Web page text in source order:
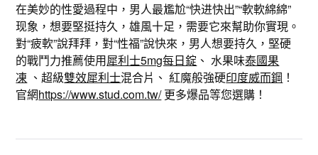
在美妙的性愛過程中，男人最尷尬“快进快出”“軟軟綿綿”
现象，想要堅挺持久，雄風十足，需要它來幫助你實現。
對“疲軟”說拜拜，對“性福”說快來，男人想要持久，堅硬
的戰鬥力推薦使用犀利士5mg每日錠 、 水果味泰國果
凍 、超級雙效犀利士混合片、 紅魔般強硬印度威而鋼 ！
官網https://www.stud.com.tw/更多爆品等您選購！